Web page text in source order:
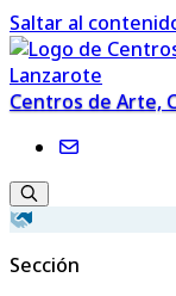
Saltar al
Centros de Arte,
Sección